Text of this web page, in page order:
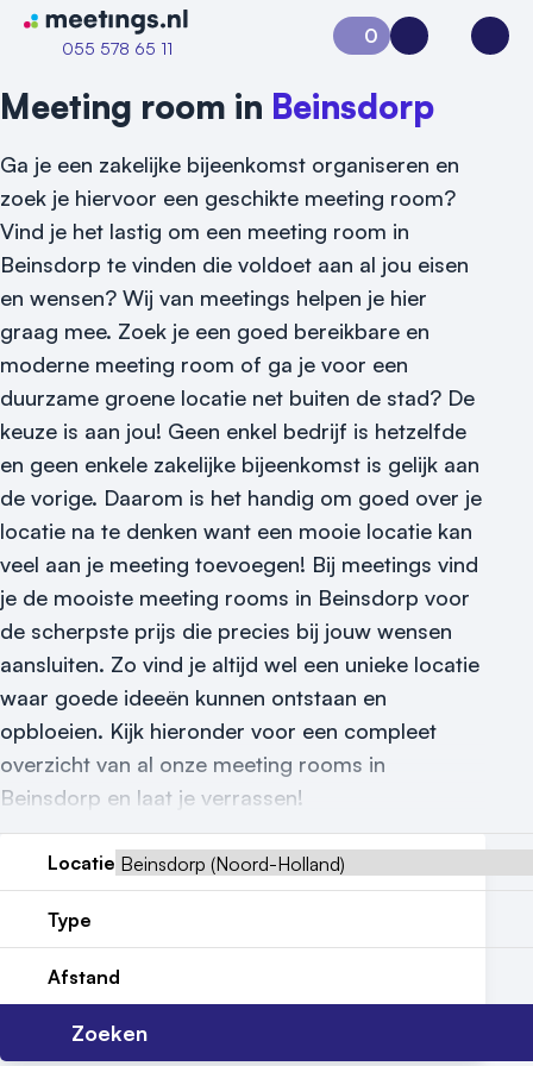
Naar home van Meetings
055 578 65 11
Vraag locatie aan
Locatiegids
Meld locatie aan
Nieuws
Reviews (5⭐️)
Contact
0
Aanvraag 0Inloggen
Meeting room in Beinsdorp
Ga je een zakelijke bijeenkomst organiseren en
zoek je hiervoor een geschikte meeting room?
Vind je het lastig om een meeting room in
Beinsdorp te vinden die voldoet aan al jou eisen
en wensen? Wij van meetings helpen je hier
graag mee. Zoek je een goed bereikbare en
moderne meeting room of ga je voor een
duurzame groene locatie net buiten de stad? De
keuze is aan jou! Geen enkel bedrijf is hetzelfde
en geen enkele zakelijke bijeenkomst is gelijk aan
de vorige. Daarom is het handig om goed over je
locatie na te denken want een mooie locatie kan
veel aan je meeting toevoegen! Bij meetings vind
je de mooiste meeting rooms in Beinsdorp voor
de scherpste prijs die precies bij jouw wensen
aansluiten. Zo vind je altijd wel een unieke locatie
waar goede ideeën kunnen ontstaan en
opbloeien. Kijk hieronder voor een compleet
overzicht van al onze meeting rooms in
Beinsdorp en laat je verrassen!
Locatie
Type
Afstand
Zoeken